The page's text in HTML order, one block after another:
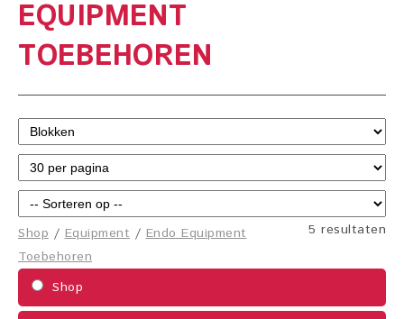
EQUIPMENT
TOEBEHOREN
5 resultaten
Shop /Equipment /Endo Equipment
Toebehoren
Shop